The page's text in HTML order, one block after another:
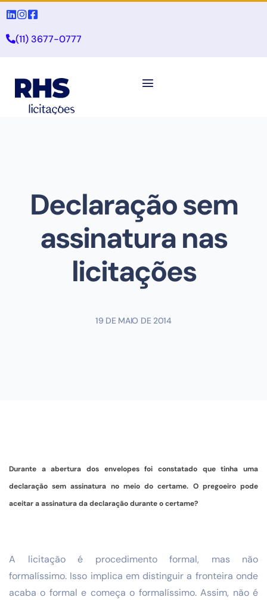
(11) 3677-0777
Declaração sem
assinatura nas
licitações
19 DE MAIO DE 2014
Durante a abertura dos envelopes foi constatado que tinha uma
declaração sem assinatura no meio do certame. O pregoeiro pode
aceitar a assinatura da declaração durante o certame?
A licitação é procedimento formal, mas não
formalíssimo. Isso implica em distinguir a fronteira onde
acaba o formal e começa o formalíssimo. Assim, não é